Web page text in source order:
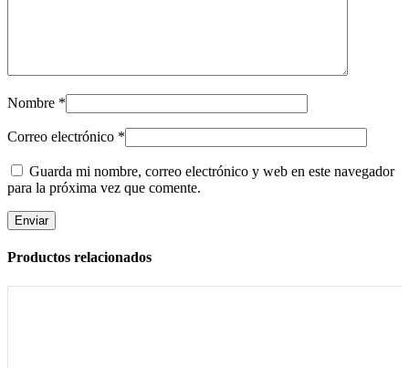
Nombre *
Correo electrónico *
Guarda mi nombre, correo electrónico y web en este navegador
para la próxima vez que comente.
Productos relacionados